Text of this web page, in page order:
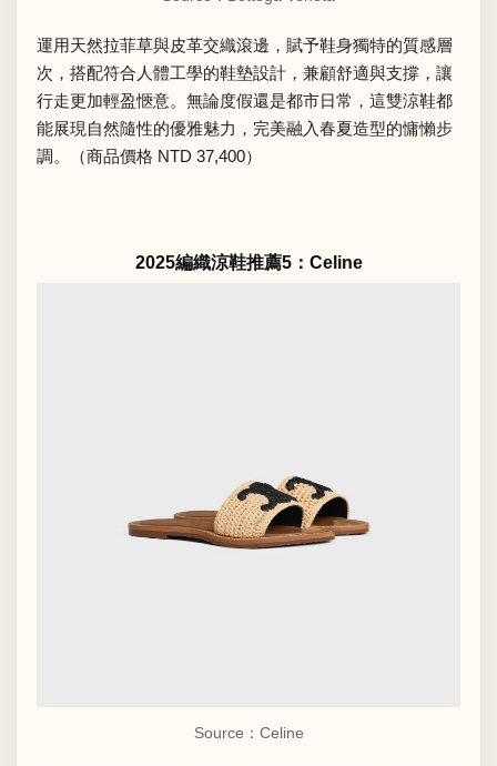
運用天然拉菲草與皮革交織滾邊，賦予鞋身獨特的質感層
次，搭配符合人體工學的鞋墊設計，兼顧舒適與支撐，讓
行走更加輕盈愜意。無論度假還是都市日常，這雙涼鞋都
能展現自然隨性的優雅魅力，完美融入春夏造型的慵懶步
調。（商品價格 NTD 37,400）
2025編織涼鞋推薦5：Celine
Source：Celine